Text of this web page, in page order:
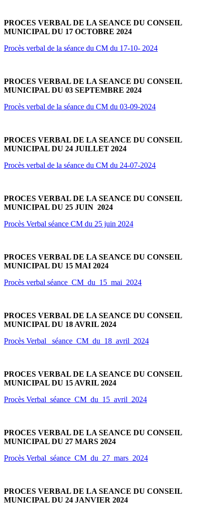
PROCES VERBAL DE LA SEANCE DU CONSEIL
MUNICIPAL DU 17 OCTOBRE 2024
Procès verbal de la séance du CM du 17-10- 2024
PROCES VERBAL DE LA SEANCE DU CONSEIL
MUNICIPAL DU 03 SEPTEMBRE 2024
Procès verbal de la séance du CM du 03-09-2024
PROCES VERBAL DE LA SEANCE DU CONSEIL
MUNICIPAL DU 24 JUILLET 2024
Procès verbal de la séance du CM du 24-07-2024
PROCES VERBAL DE LA SEANCE DU CONSEIL
MUNICIPAL DU 25 JUIN 2024
Procès Verbal séance CM du 25 juin 2024
PROCES VERBAL DE LA SEANCE DU CONSEIL
MUNICIPAL DU 15 MAI 2024
Procès verbal séance_CM_du_15_mai_2024
PROCES VERBAL DE LA SEANCE DU CONSEIL
MUNICIPAL DU 18 AVRIL 2024
Procès Verbal _séance_CM_du_18_avril_2024
PROCES VERBAL DE LA SEANCE DU CONSEIL
MUNICIPAL DU 15 AVRIL 2024
Procès Verbal_séance_CM_du_15_avril_2024
PROCES VERBAL DE LA SEANCE DU CONSEIL
MUNICIPAL DU 27 MARS 2024
Procès Verbal_séance_CM_du_27_mars_2024
PROCES VERBAL DE LA SEANCE DU CONSEIL
MUNICIPAL DU 24 JANVIER 2024